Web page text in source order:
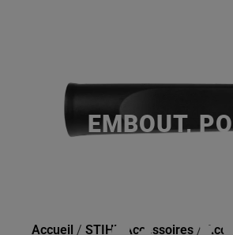
EMBOUT,
Accueil / STIHL Accessoires /